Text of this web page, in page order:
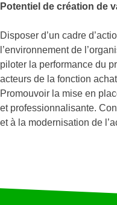
Potentiel de création de
Disposer d’un cadre
l’environnement de
piloter la performance du
acteurs de la fonction
Promouvoir la mise en
et professionnalisante.
et à la modernisation de